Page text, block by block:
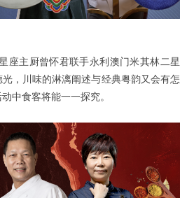
座主厨曾怀君联手永利澳门米其林二星
，川味的淋漓阐述与经典粤韵又会有怎
中食客将能一一探究。